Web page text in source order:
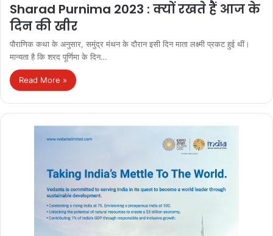
Sharad Purnima 2023 : क्यों रखते हैं आज के
दिन की खीर
पौराणिक कथा के अनुसार, समुंद्र मंथन के दौरान इसी दिन माता लक्ष्मी प्रकट हुई थीं।
मान्यता है कि शरद पूर्णिमा के दिन…
Read More »